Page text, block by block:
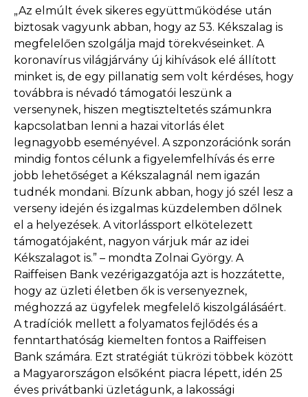
„Az elmúlt évek sikeres együttműködése után
biztosak vagyunk abban, hogy az 53. Kékszalag is
megfelelően szolgálja majd törekvéseinket. A
koronavírus világjárvány új kihívások elé állított
minket is, de egy pillanatig sem volt kérdéses, hogy
továbbra is névadó támogatói leszünk a
versenynek, hiszen megtiszteltetés számunkra
kapcsolatban lenni a hazai vitorlás élet
legnagyobb eseményével. A szponzorációnk során
mindig fontos célunk a figyelemfelhívás és erre
jobb lehetőséget a Kékszalagnál nem igazán
tudnék mondani. Bízunk abban, hogy jó szél lesz a
verseny idején és izgalmas küzdelemben dőlnek
el a helyezések. A vitorlássport elkötelezett
támogatójaként, nagyon várjuk már az idei
Kékszalagot is.” – mondta Zolnai György. A
Raiffeisen Bank vezérigazgatója azt is hozzátette,
hogy az üzleti életben ők is versenyeznek,
méghozzá az ügyfelek megfelelő kiszolgálásáért.
A tradíciók mellett a folyamatos fejlődés és a
fenntarthatóság kiemelten fontos a Raiffeisen
Bank számára. Ezt stratégiát tükrözi többek között
a Magyarországon elsőként piacra lépett, idén 25
éves privátbanki üzletágunk, a lakossági